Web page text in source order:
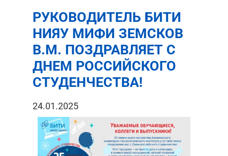
РУКОВОДИТЕЛЬ БИТИ
НИЯУ МИФИ ЗЕМСКОВ
В.М. ПОЗДРАВЛЯЕТ С
ДНЕМ РОССИЙСКОГО
СТУДЕНЧЕСТВА!
24.01.2025